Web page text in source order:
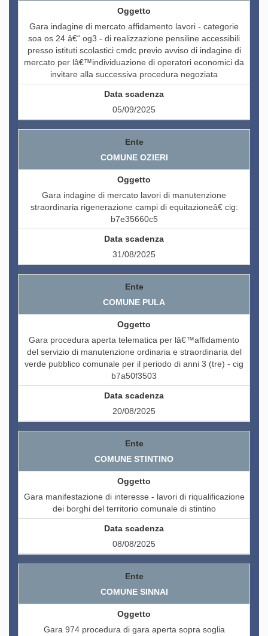
Gara indagine di mercato affidamento lavori - categorie
soa os 24 â€“ og3 - di realizzazione pensiline accessibili
presso istituti scolastici cmdc previo avviso di indagine di
mercato per lâ€™individuazione di operatori economici da
invitare alla successiva procedura negoziata
05/09/2025
COMUNE OZIERI
Gara indagine di mercato lavori di manutenzione
straordinaria rigenerazione campi di equitazioneâ€ cig:
b7e35660c5
31/08/2025
COMUNE PULA
Gara procedura aperta telematica per lâ€™affidamento
del servizio di manutenzione ordinaria e straordinaria del
verde pubblico comunale per il periodo di anni 3 (tre) - cig
b7a50f3503
20/08/2025
COMUNE STINTINO
Gara manifestazione di interesse - lavori di riqualificazione
dei borghi del territorio comunale di stintino
08/08/2025
COMUNE SINNAI
Gara 974 procedura di gara aperta sopra soglia